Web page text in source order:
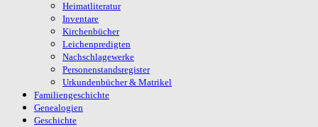
Heimatliteratur
Inventare
Kirchenbücher
Leichenpredigten
Nachschlagewerke
Personenstandsregister
Urkundenbücher & Matrikel
Familiengeschichte
Genealogien
Geschichte